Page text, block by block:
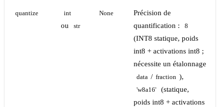
quantize int
ou str
None
Précision de
quantification :
8
(INT8 statique, poids
int8 + activations int8 ;
nécessite un étalonnage
data / fraction ),
'w8a16'
(statique,
poids int8 + activations